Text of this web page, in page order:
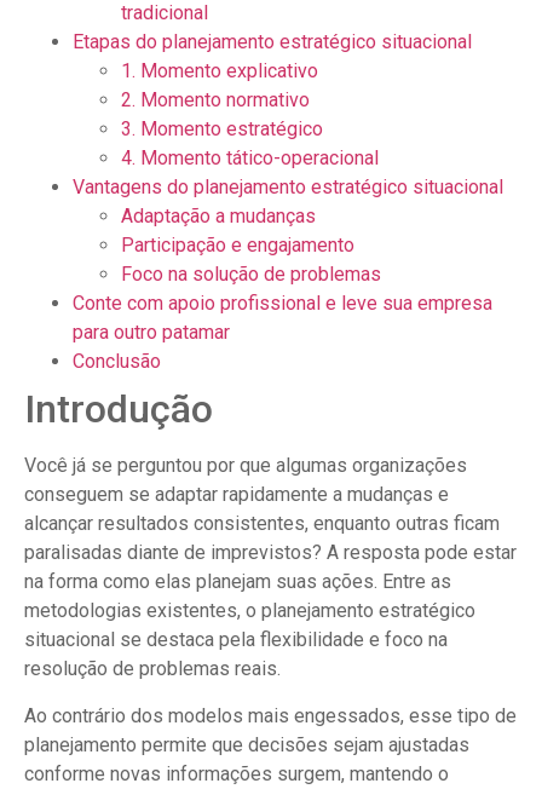
tradicional
Etapas do planejamento estratégico situacional
1. Momento explicativo
2. Momento normativo
3. Momento estratégico
4. Momento tático-operacional
Vantagens do planejamento estratégico situacional
Adaptação a mudanças
Participação e engajamento
Foco na solução de problemas
Conte com apoio profissional e leve sua empresa
para outro patamar
Conclusão
Introdução
Você já se perguntou por que algumas organizações
conseguem se adaptar rapidamente a mudanças e
alcançar resultados consistentes, enquanto outras ficam
paralisadas diante de imprevistos? A resposta pode estar
na forma como elas planejam suas ações. Entre as
metodologias existentes, o planejamento estratégico
situacional se destaca pela flexibilidade e foco na
resolução de problemas reais.
Ao contrário dos modelos mais engessados, esse tipo de
planejamento permite que decisões sejam ajustadas
conforme novas informações surgem, mantendo o